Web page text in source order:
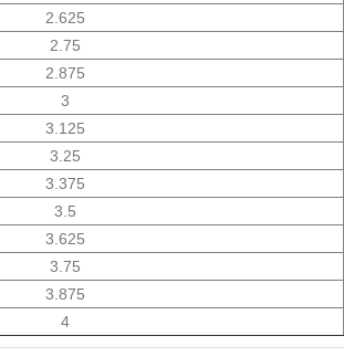
2.625
2.75
2.875
3
3.125
3.25
3.375
3.5
3.625
3.75
3.875
4